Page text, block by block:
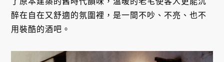
醉在自在又舒適的氛圍裡，是一間不吵、不亮、也不
用裝酷的酒吧。